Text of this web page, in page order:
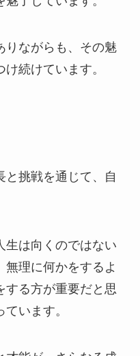
りながらも、その魅
続けています。
と挑戦を通じて、自
生は向くのではない
無理に何かをするよ
する方が重要だと思
います。